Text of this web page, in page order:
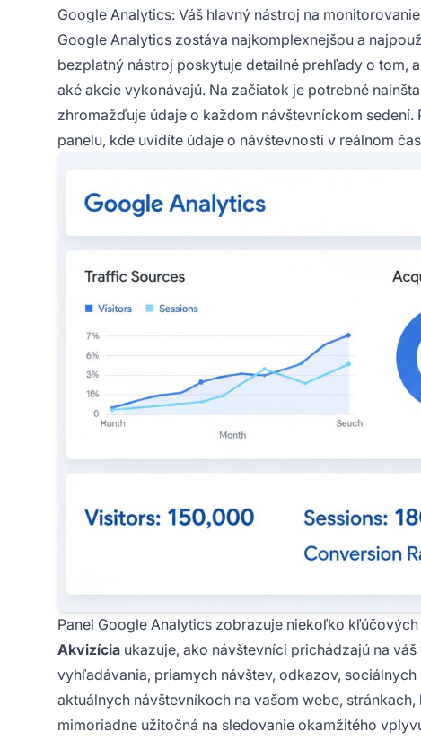
Google Analytics: Váš hlavný nástroj na
Google Analytics zostáva najkomplexnejšou a
bezplatný nástroj poskytuje detailné prehľady o tom,
aké akcie vykonávajú. Na začiatok je potrebné
zhromažďuje údaje o každom návštevníckom
panelu, kde uvidíte údaje o návštevnosti v reálnom
Panel Google Analytics zobrazuje niekoľko
Akvizícia ukazuje, ako návštevníci prichádzajú na
vyhľadávania, priamych návštev, odkazov, sociálnych
aktuálnych návštevníkoch na vašom webe,
mimoriadne užitočná na sledovanie okamžitého